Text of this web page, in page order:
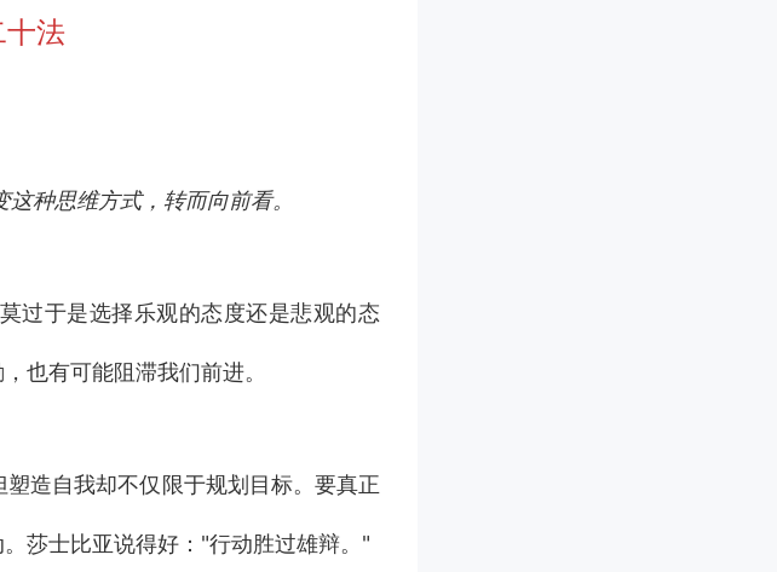
十法
种思维方式，转而向前看。
过于是选择乐观的态度还是悲观的态
也有可能阻滞我们前进。
造自我却不仅限于规划目标。要真正
莎士比亚说得好："行动胜过雄辩。"